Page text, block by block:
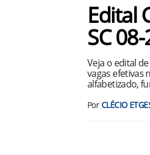
Edital
SC
Veja o edital
vagas efetivas
alfabetizado,
PorCLÉCIO